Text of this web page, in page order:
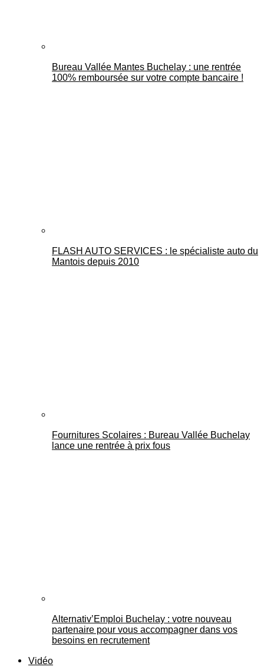
Bureau Vallée Mantes Buchelay : une rentrée
100% remboursée sur votre compte bancaire !
FLASH AUTO SERVICES : le spécialiste auto du
Mantois depuis 2010
Fournitures Scolaires : Bureau Vallée Buchelay
lance une rentrée à prix fous
Alternativ’Emploi Buchelay : votre nouveau
partenaire pour vous accompagner dans vos
besoins en recrutement
Vidéo